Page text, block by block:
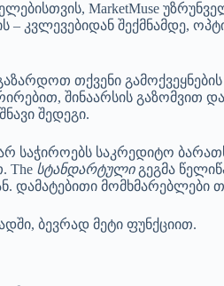
MarketMuse
– კვლევებიდან შექმნამდე,
თქვენი გამოქვეყნების
შინაარსის
შედეგი.
საჭიროებს საკრედიტო
The სტანდარტულიგეგმა
მომხმარებლები
ბევრად მეტი ფუნქციით.